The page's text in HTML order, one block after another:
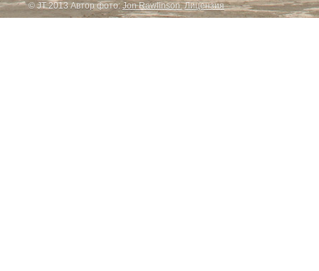
© JT 2013 Автор фото:Jon Rawlinson. Лицензия